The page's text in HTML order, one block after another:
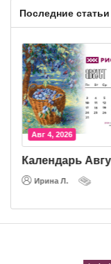
Последние статьи
Авг 4, 2026
Календарь
Ирина Л.